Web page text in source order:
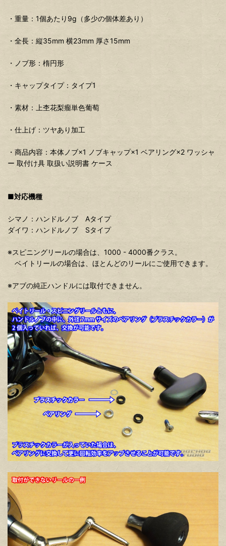
・重量：1個あたり9g（多少の個体差あり）
・全長：縦35mm 横23mm 厚さ15mm
・ノブ形：楕円形
・キャップタイプ：タイプ1
・素材：上杢花梨瘤単色葡萄
・仕上げ：ツヤあり加工
・商品内容：本体ノブ×1 ノブキャップ×1 ベアリング×2 ワッシャ
ー 取付け具 取扱い説明書 ケース
■対応機種
シマノ：ハンドルノブ Aタイプ
ダイワ：ハンドルノブ Sタイプ
※スピニングリールの場合は、1000 - 4000番クラス。
ベイトリールの場合は、ほとんどのリールにご使用できます。
※アブの純正ハンドルには取付できません。